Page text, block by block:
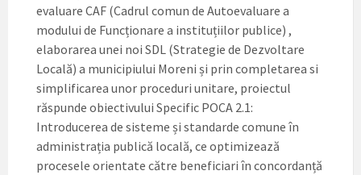
evaluare CAF (Cadrul comun de Autoevaluare a
modului de Funcționare a instituțiilor publice) ,
elaborarea unei noi SDL (Strategie de Dezvoltare
Locală) a municipiului Moreni și prin completarea si
simplificarea unor proceduri unitare, proiectul
răspunde obiectivului Specific POCA 2.1:
Introducerea de sisteme și standarde comune în
administrația publică locală, ce optimizează
procesele orientate către beneficiari în concordanță